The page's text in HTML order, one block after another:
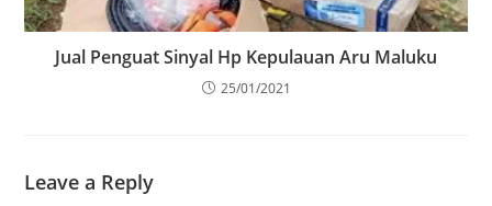
Jual Penguat Sinyal Hp Kepulauan Aru Maluku
25/01/2021
Leave a Reply